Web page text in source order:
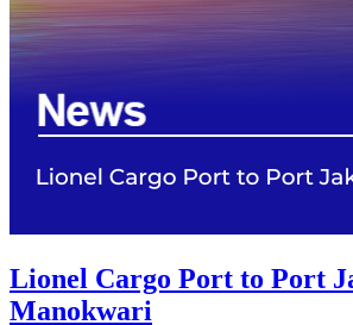
Lionel Cargo Port to Port
Manokwari